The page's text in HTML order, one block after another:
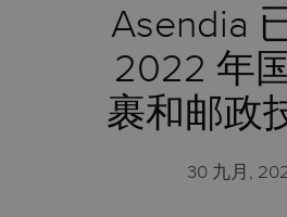
Asendia
2022 年
裹和邮政
30 九月,